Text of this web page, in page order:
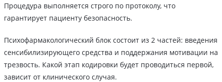
Процедура выполняется строго по протоколу, что
гарантирует пациенту безопасность.
Психофармакологический блок состоит из 2 частей: введения
сенсибилизирующего средства и поддержания мотивации на
трезвость. Какой этап кодировки будет проводиться первой,
зависит от клинического случая.